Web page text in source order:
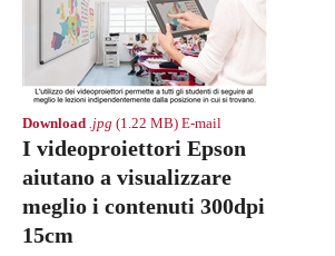
Download .jpg (1.22 MB) E-mail
I videoproiettori Epson
aiutano a visualizzare
meglio i contenuti 300dpi
15cm